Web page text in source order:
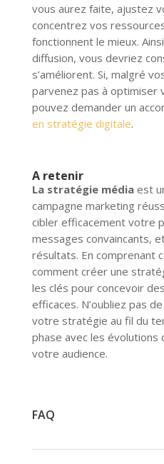
vous aurez faite, ajustez
concentrez vos
fonctionnent le mieux.
diffusion, vous devriez
s’améliorent. Si, malgré
parvenez pas à optimiser
pouvez demander un
en stratégie digitale.
A retenir
La stratégie médiaest
campagne marketing
cibler efficacement votre
messages convaincants,
résultats. En comprenant
comment créer une
les clés pour concevoir
efficaces. N’oubliez pas
votre stratégie au fil du
phase avec les
votre audience.
FAQ